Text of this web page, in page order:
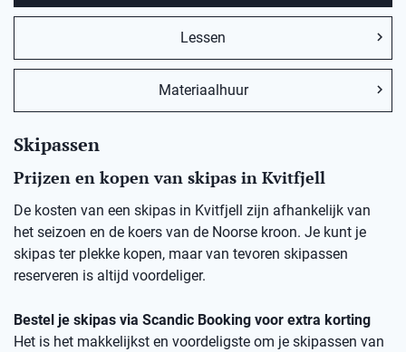
Lessen
Materiaalhuur
Skipassen
Prijzen en kopen van skipas in Kvitfjell
De kosten van een skipas in Kvitfjell zijn afhankelijk van
het seizoen en de koers van de Noorse kroon. Je kunt je
skipas ter plekke kopen, maar van tevoren skipassen
reserveren is altijd voordeliger.
Bestel je skipas via Scandic Booking voor extra korting
Het is het makkelijkst en voordeligste om je skipassen van